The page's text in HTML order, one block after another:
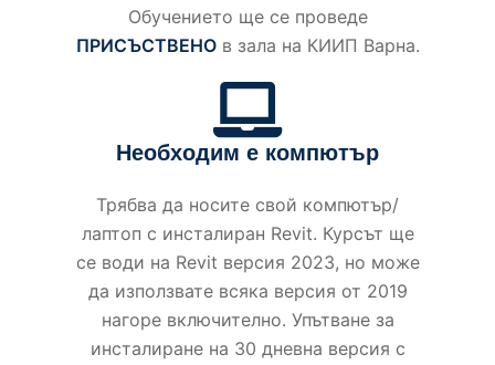
Обучението ще се проведе
ПРИСЪСТВЕНОв зала на КИИП Варна.
Необходим е компютър
Трябва да носите свой компютър/
лаптоп с инсталиран Revit. Курсът ще
се води на Revit версия 2023, но може
да използвате всяка версия от 2019
нагоре включително. Упътване за
инсталиране на 30 дневна версия с